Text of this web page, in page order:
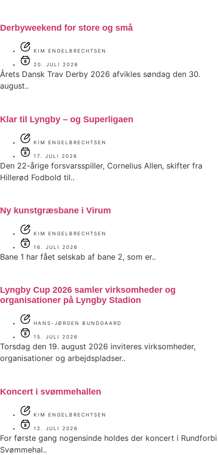
Derbyweekend for store og små
KIM ENGELBRECHTSEN
20. JULI 2026
Årets Dansk Trav Derby 2026 afvikles søndag den 30.
august..
Klar til Lyngby – og Superligaen
KIM ENGELBRECHTSEN
17. JULI 2026
Den 22-årige forsvarsspiller, Cornelius Allen, skifter fra
Hillerød Fodbold til..
Ny kunstgræsbane i Virum
KIM ENGELBRECHTSEN
16. JULI 2026
Bane 1 har fået selskab af bane 2, som er..
Lyngby Cup 2026 samler virksomheder og
organisationer på Lyngby Stadion
HANS-JØRGEN BUNDGAARD
15. JULI 2026
Torsdag den 19. august 2026 inviteres virksomheder,
organisationer og arbejdspladser..
Koncert i svømmehallen
KIM ENGELBRECHTSEN
12. JULI 2026
For første gang nogensinde holdes der koncert i Rundforbi
Svømmehal..